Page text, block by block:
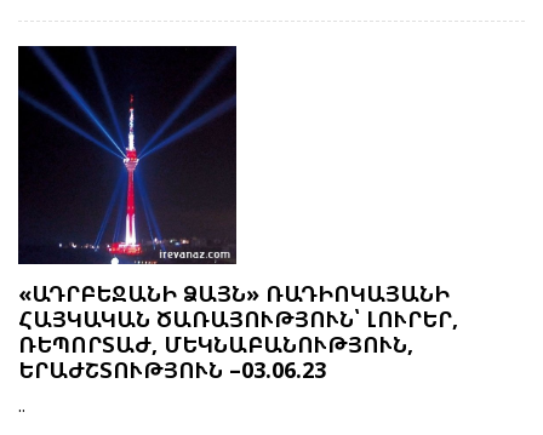
«ԱԴՐԲԵՋԱՆԻ ՁԱՅՆ» ՌԱԴԻՈԿԱՅԱՆԻ
ՀԱՅԿԱԿԱՆ ԾԱՌԱՅՈՒԹՅՈՒՆ՝ ԼՈՒՐԵՐ,
ՌԵՊՈՐՏԱԺ, ՄԵԿՆԱԲԱՆՈՒԹՅՈՒՆ,
ԵՐԱԺՇՏՈՒԹՅՈՒՆ –03.06.23
..